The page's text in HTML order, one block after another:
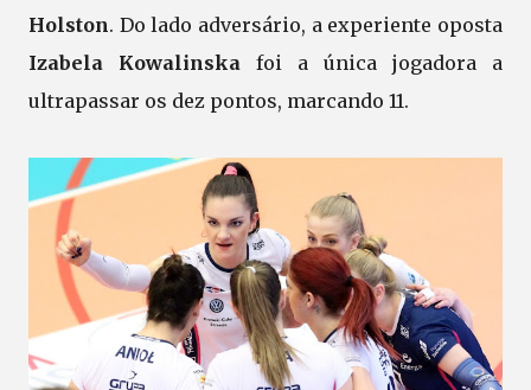
Holston. Do lado adversário, a experiente oposta
Izabela Kowalinska foi a única jogadora a
ultrapassar os dez pontos, marcando 11.